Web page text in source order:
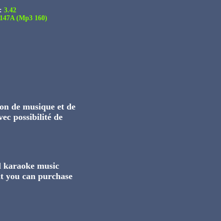
3.42
(Mp3 160)
de musique et de
possibilité de
music
you can purchase